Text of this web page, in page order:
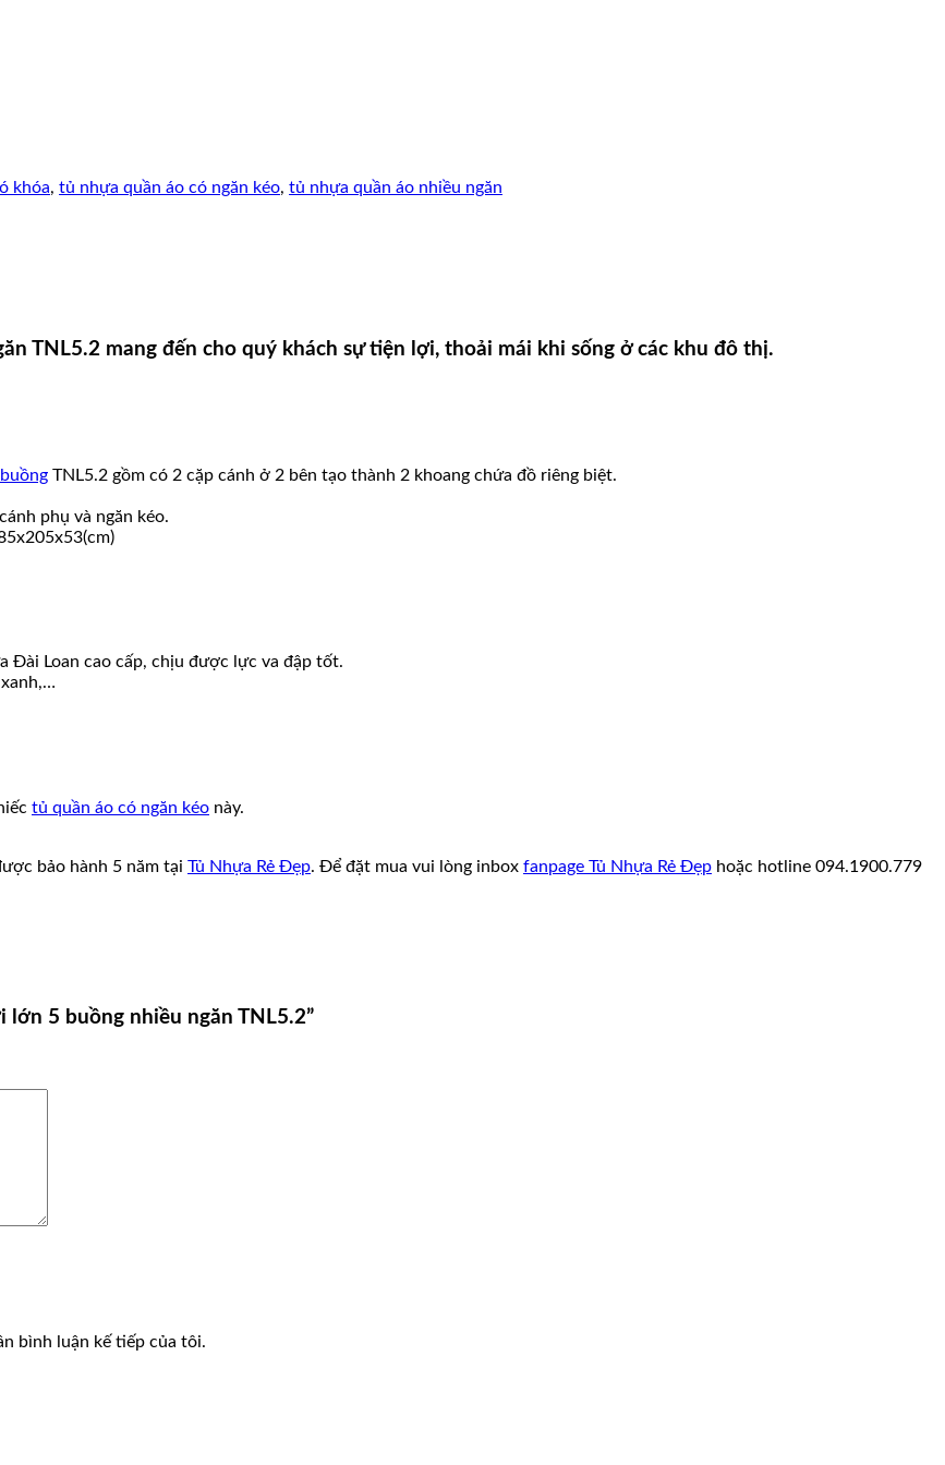
khóa, tủ nhựa quần áo có ngăn kéo, tủ nhựa quần áo nhiều ngăn
TNL5.2 mang đến cho quý khách sự tiện lợi, thoải mái khi sống ở các khu đô thị.
TNL5.2 gồm có 2 cặp cánh ở 2 bên tạo thành 2 khoang chứa đồ riêng biệt.
phụ và ngăn kéo.
Đài Loan cao cấp, chịu được lực va đập tốt.
tủ quần áo có ngăn kéo này.
bảo hành 5 năm tại Tủ Nhựa Rẻ Đẹp. Để đặt mua vui lòng inbox fanpage Tủ Nhựa Rẻ Đẹp hoặc hotline 094.1900.779
lớn 5 buồng nhiều ngăn TNL5.2”
bình luận kế tiếp của tôi.